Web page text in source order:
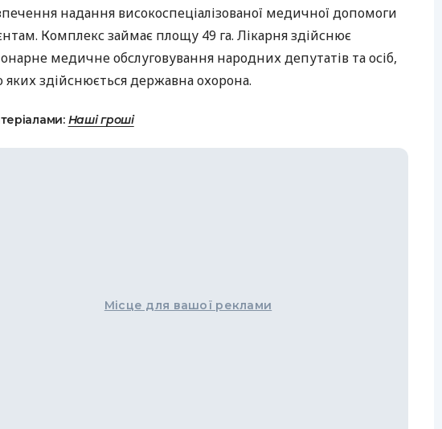
надання високоспеціалізованої медичної допомоги
Комплекс займає площу 49 га. Лікарня здійснює
медичне обслуговування народних депутатів та осіб,
здійснюється державна охорона.
Наші гроші
Місце для вашої реклами